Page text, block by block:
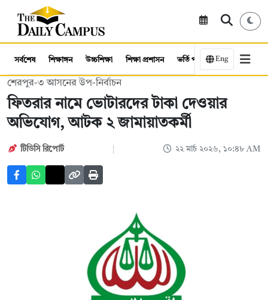
সর্বশেষ শিক্ষাঙ্গন উচ্চশিক্ষা শিক্ষা প্রশাসন ভর্তি পরীক্ষা কর্মসংস্থান
Eng
শেরপুর-৩ আসনের উপ-নির্বাচন
ফিতরার নামে ভোটারদের টাকা দেওয়ার
অভিযোগ, আটক ২ জামায়াতকর্মী
টিডিসি রিপোর্ট ২২ মার্চ ২০২৬, ১০:৪৮ AM